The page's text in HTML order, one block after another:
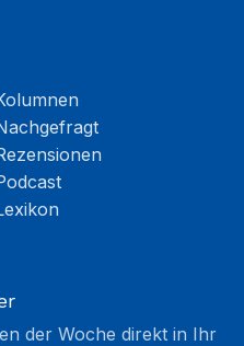
der Woche direkt in Ihr